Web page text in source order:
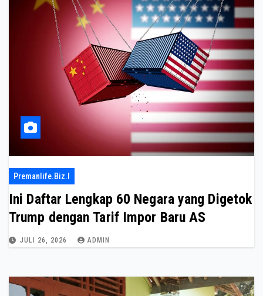
Premanlife.biz.i
Ini Daftar Lengkap 60 Negara yang Digetok
Trump dengan Tarif Impor Baru AS
JULI 26, 2026 ADMIN